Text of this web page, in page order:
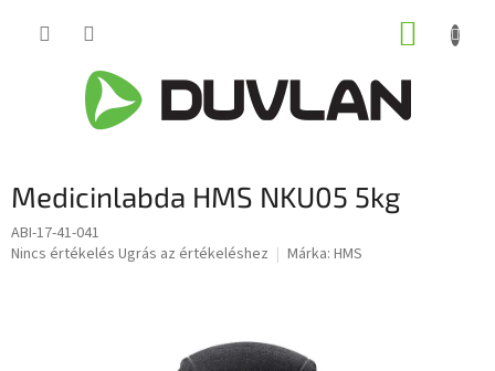
KOSÁR
Medicinlabda HMS NKU05 5kg
ABI-17-41-041
A
Nincs értékelés Ugrás az értékeléshez Márka: HMS